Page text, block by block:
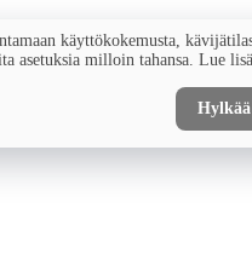
käyttökokemusta,
asetuksia milloin tahansa. Lue
Hylkää